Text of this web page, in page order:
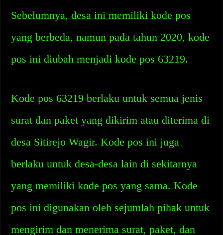
Sebelumnya, desa ini memiliki kode pos
yang berbeda, namun pada tahun 2020, kode
pos ini diubah menjadi kode pos 63219.
Kode pos 63219 berlaku untuk semua jenis
surat dan paket yang dikirim atau diterima di
desa Sitirejo Wagir. Kode pos ini juga
berlaku untuk desa-desa lain di sekitarnya
yang memiliki kode pos yang sama. Kode
pos ini digunakan oleh sejumlah pihak untuk
mengirim dan menerima surat, paket, dan